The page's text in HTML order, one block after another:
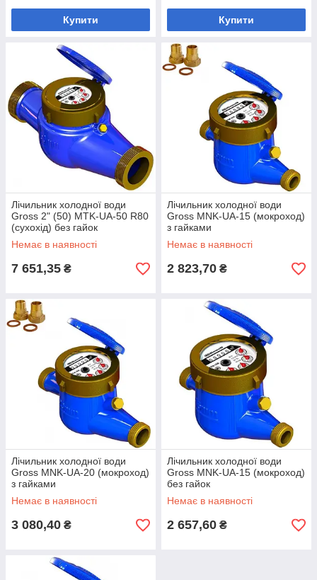
Купити Купити
Лічильник холодної води
Gross 2" (50) MTK-UA-50 R80
(сухохід) без гайок
Немає в наявності
7 651,35 ₴
Лічильник холодної води
Gross MNK-UA-15 (мокроход)
з гайками
Немає в наявності
2 823,70 ₴
Лічильник холодної води
Gross MNK-UA-20 (мокроход)
з гайками
Немає в наявності
3 080,40 ₴
Лічильник холодної води
Gross MNK-UA-15 (мокроход)
без гайок
Немає в наявності
2 657,60 ₴